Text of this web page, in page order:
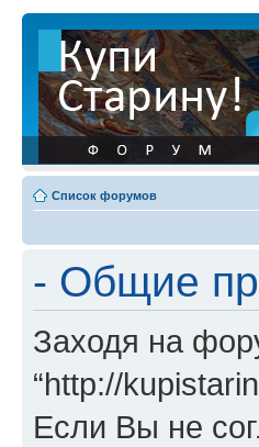
Список форумов
- Общие
Заходя на
“http://
Если Вы не